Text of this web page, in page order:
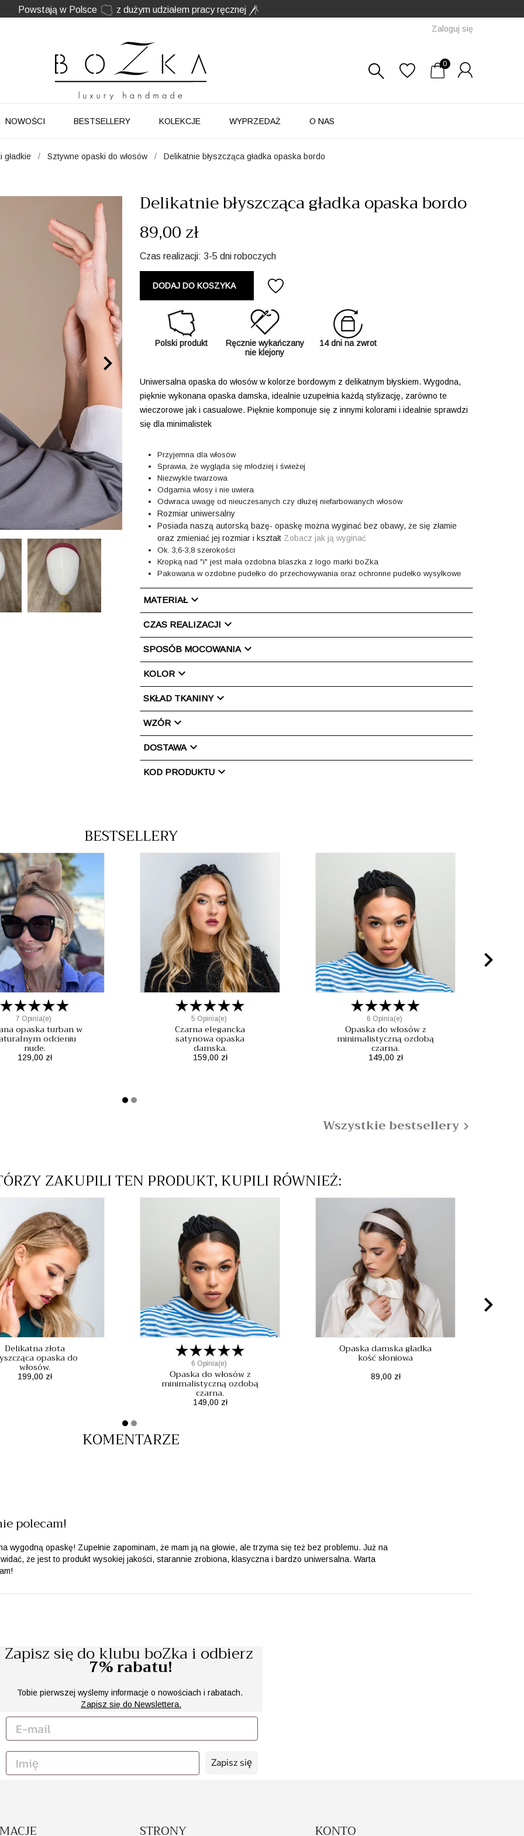
Powstają w Polsce
z dużym udziałem pracy ręcznej
Zaloguj się
0
NOWOŚCI BESTSELLERY KOLEKCJE WYPRZEDAŻ O NAS
gładkie Sztywne opaski do włosów Delikatnie błyszcząca gładka opaska bordo

Delikatnie błyszcząca gładka opaska bordo
89,00 zł
Czas realizacji: 3-5 dni roboczych
DODAJ DO KOSZYKA
Polski produkt
Ręcznie wykańczany
nie klejony
14 dni na zwrot
Uniwersalna opaska do włosów w kolorze bordowym z delikatnym błyskiem. Wygodna,
pięknie wykonana opaska damska, idealnie uzupełnia każdą stylizację, zarówno te
wieczorowe jak i casualowe. Pięknie komponuje się z innymi kolorami i idealnie sprawdzi
się dla minimalistek
Przyjemna dla włosów
Sprawia, że wygląda się młodziej i świeżej
Niezwykle twarzowa
Odgarnia włosy i nie uwiera
Odwraca uwagę od nieuczesanych czy dłużej niefarbowanych włosów
Rozmiar uniwersalny
Posiada naszą autorską bazę- opaskę można wyginać bez obawy, że się złamie
oraz zmieniać jej rozmiar i kształt Zobacz jak ją wyginać
Ok. 3,6-3,8 szerokości
Kropką nad "i" jest mała ozdobna blaszka z logo marki boZka
Pakowana w ozdobne pudełko do przechowywania oraz ochronne pudełko wysyłkowe
MATERIAŁchevron_right
CZAS REALIZACJI chevron_right
SPOSÓB MOCOWANIAchevron_right
KOLORchevron_right
SKŁAD TKANINYchevron_right
WZÓRchevron_right
DOSTAWAchevron_right
KOD PRODUKTU chevron_right
BESTSELLERY
7 Opinia(e)
opaska turban w
odcieniu
nude.
Cena
129,00 zł
5 Opinia(e)
Czarna elegancka
satynowa opaska
damska.
Cena
159,00 zł
6 Opinia(e)
Opaska do włosów z
minimalistyczną ozdobą
czarna.
Cena
149,00 zł

Wszystkie bestsellery 
ZAKUPILI TEN PRODUKT, KUPILI RÓWNIEŻ:
Delikatna złota
opaska do
włosów.
Cena
199,00 zł
6 Opinia(e)
Opaska do włosów z
minimalistyczną ozdobą
czarna.
Cena
149,00 zł
Opaska damska gładka
kość słoniowa
Cena
89,00 zł

KOMENTARZE
polecam!
wygodną opaskę! Zupełnie zapominam, że mam ją na głowie, ale trzyma się też bez problemu. Już na
że jest to produkt wysokiej jakości, starannie zrobiona, klasyczna i bardzo uniwersalna. Warta
Zapisz się do klubu boZka i odbierz
7% rabatu!
Tobie pierwszej wyślemy informacje o nowościach i rabatach.
Zapisz się do Newslettera.
Zapisz się
STRONY KONTO